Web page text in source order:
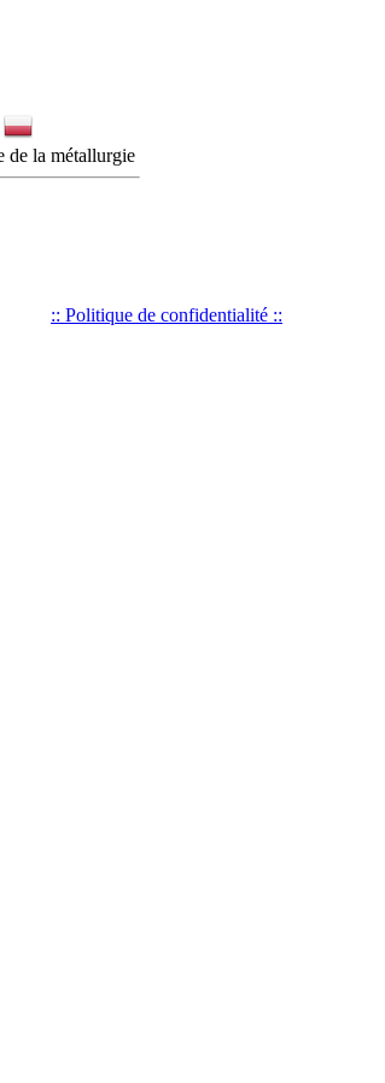
de la métallurgie
:: Politique de confidentialité ::